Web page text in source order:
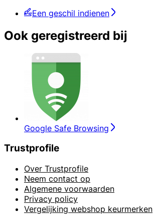
Een geschil indienen
Ook geregistreerd bij
Google Safe Browsing
Trustprofile
Over Trustprofile
Neem contact op
Algemene voorwaarden
Privacy policy
Vergelijking webshop keurmerken